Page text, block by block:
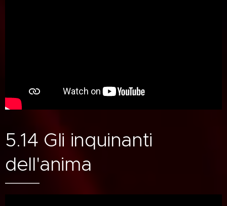
5.14 Gli inquinanti
dell'anima